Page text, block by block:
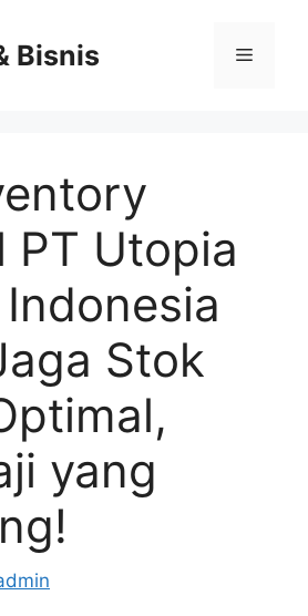
Bisnis Menu
PT Utopia
Stok
yang